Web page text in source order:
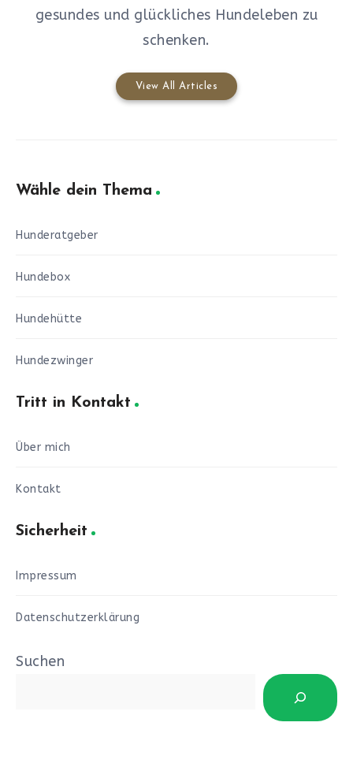
gesundes und glückliches Hundeleben zu
schenken.
View All Articles
Wähle dein Thema
Hunderatgeber
Hundebox
Hundehütte
Hundezwinger
Tritt in Kontakt
Über mich
Kontakt
Sicherheit
Impressum
Datenschutzerklärung
Suchen